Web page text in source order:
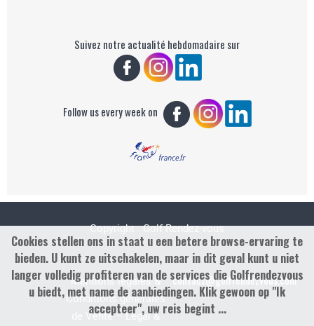
Suivez notre actualité hebdomadaire sur
Follow us every week on
Copyright : Golf Rendez-vous
Mentions légales &
Conditions générales
de Vente – Legal &
contact@golfrendezvous.com
Cookies stellen ons in staat u een betere browse-ervaring te
bieden. U kunt ze uitschakelen, maar in dit geval kunt u niet
langer volledig profiteren van de services die Golfrendezvous
u biedt, met name de aanbiedingen. Klik gewoon op "Ik
accepteer", uw reis begint ...